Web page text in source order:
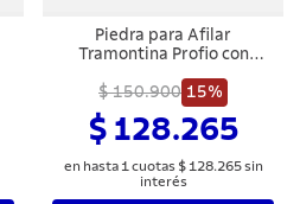
Piedra para Afilar
Tramontina Profio con
Revestido de Goma
$ 150.900 15%
$ 128.265
en hasta 1 cuotas $ 128.265sin
interés